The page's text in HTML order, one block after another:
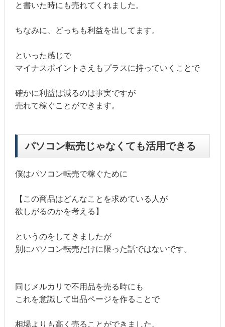
と書いた時にも売れてくれました。
ちなみに、どっちも利益を出してます。
といった感じで
マイナスポイントさえもプラスに持っていくことで
確かに利益は減るのは事実ですが
売れて稼ぐことができます。
パソコン転売じゃなくても活用できる
僕はパソコン転売で稼ぐために
【この商品はどんなことを求めている人が
欲しがるのかを考える】
というのをしてきましたが
別にパソコン転売だけに限った話ではないです。
同じメルカリで不用品を売る時にも
これを意識して出品ページを作ることで
相場よりも高く売ることができました。